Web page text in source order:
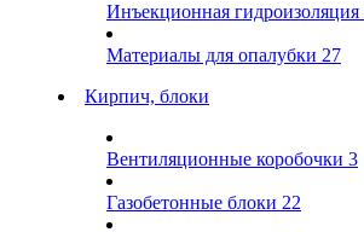
Инъекционная гидроизоляция
Материалы для опалубки 27
Кирпич, блоки
Вентиляционные коробочки 3
Газобетонные блоки 22